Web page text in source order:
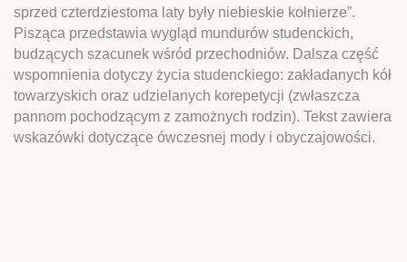
sprzed czterdziestoma laty były niebieskie kołnierze”.
Pisząca przedstawia wygląd mundurów studenckich,
budzących szacunek wśród przechodniów. Dalsza część
wspomnienia dotyczy życia studenckiego: zakładanych kół
towarzyskich oraz udzielanych korepetycji (zwłaszcza
pannom pochodzącym z zamożnych rodzin). Tekst zawiera
wskazówki dotyczące ówczesnej mody i obyczajowości.